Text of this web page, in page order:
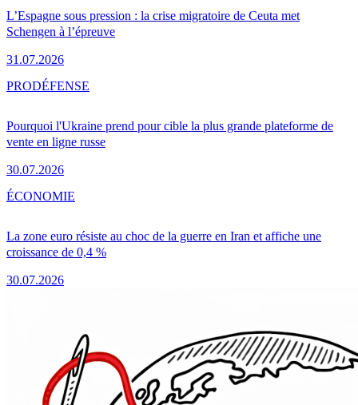
L’Espagne sous pression : la crise migratoire de Ceuta met
Schengen à l’épreuve
31.07.2026
Pourquoi l'Ukraine prend pour cible la plus grande plateforme de
vente en ligne russe
30.07.2026
PRODÉFENSE
La zone euro résiste au choc de la guerre en Iran et affiche une
croissance de 0,4 %
30.07.2026
ÉCONOMIE